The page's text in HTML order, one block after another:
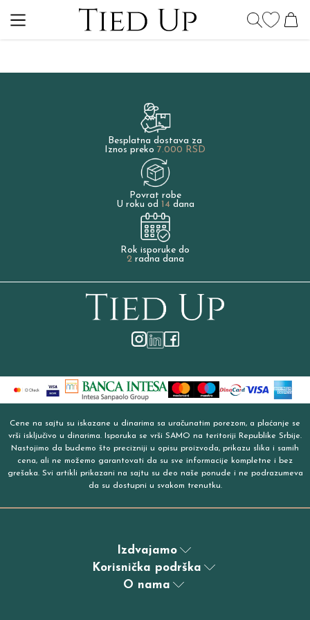
Besplatna dostava za
Iznos preko 7.000 RSD
Povrat robe
U roku od 14dana
Rok isporuke do
2radna dana
Cene na sajtu su iskazane u dinarima sa uračunatim porezom, a plaćanje se
vrši isključivo u dinarima. Isporuka se vrši SAMO na teritoriji Republike Srbije.
Nastojimo da budemo što precizniji u opisu proizvoda, prikazu slika i samih
cena, ali ne možemo garantovati da su sve informacije kompletne i bez
grešaka. Svi artikli prikazani na sajtu su deo naše ponude i ne podrazumeva
da su dostupni u svakom trenutku.
Izdvajamo
Korisnička podrška
O nama